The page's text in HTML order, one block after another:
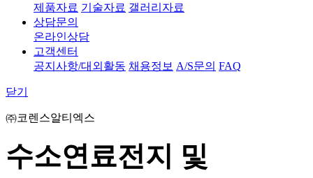
제품자료 기술자료 갤러리자료
상담문의
온라인상담
고객센터
공지사항/대외활동 채용정보 A/S문의 FAQ
닫기
㈜코렌스알티엑스
수소연료전지 및